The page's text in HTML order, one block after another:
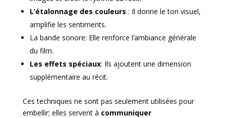
L’étalonnage des couleurs : Il donne le ton visuel,
amplifie les sentiments.
La bande sonore: Elle renforce l’ambiance générale
du film.
Les effets spéciaux: Ils ajoutent une dimension
supplémentaire au récit.
Ces techniques ne sont pas seulement utilisées pour
embellir; elles servent à communiquer